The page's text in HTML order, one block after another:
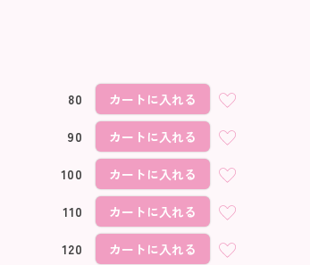
80 カートに入れる
90 カートに入れる
100 カートに入れる
110 カートに入れる
120 カートに入れる